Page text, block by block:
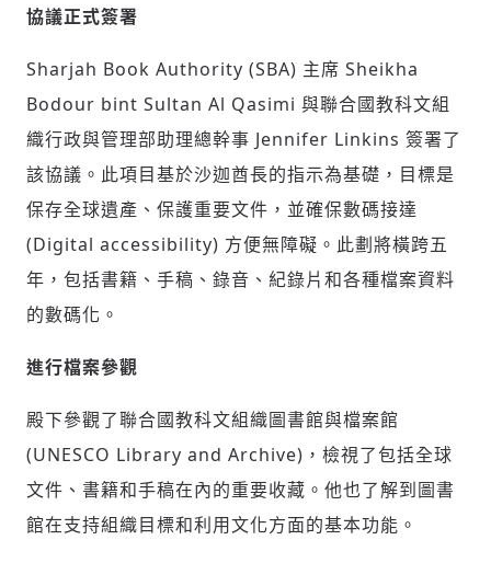
協議正式簽署
Sharjah Book Authority (SBA) 主席 Sheikha
Bodour bint Sultan Al Qasimi 與聯合國教科文組
織行政與管理部助理總幹事 Jennifer Linkins 簽署了
該協議。此項目基於沙迦酋長的指示為基礎，目標是
保存全球遺產、保護重要文件，並確保數碼接達
(Digital accessibility) 方便無障礙。此劃將橫跨五
年，包括書籍、手稿、錄音、紀錄片和各種檔案資料
的數碼化。
進行檔案參觀
殿下參觀了聯合國教科文組織圖書館與檔案館
(UNESCO Library and Archive)，檢視了包括全球
文件、書籍和手稿在內的重要收藏。他也了解到圖書
館在支持組織目標和利用文化方面的基本功能。